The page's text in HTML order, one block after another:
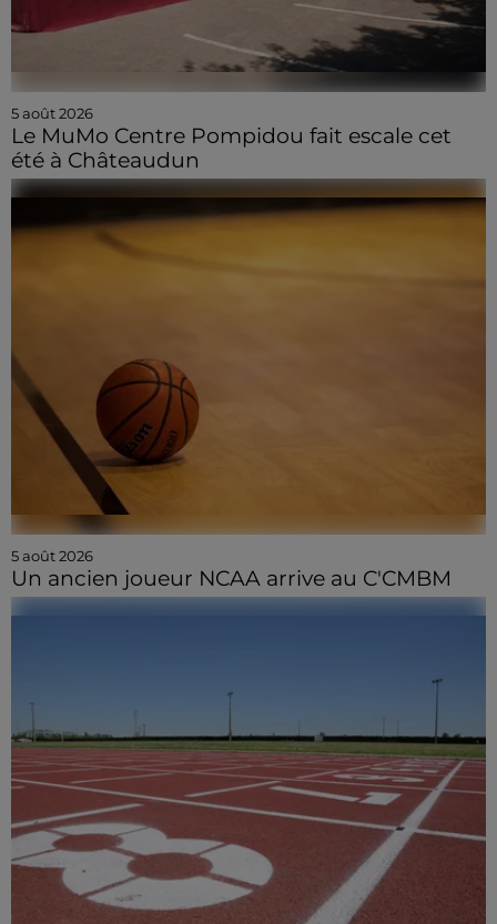
5 août 2026
Le MuMo Centre Pompidou fait escale cet
été à Châteaudun
5 août 2026
Un ancien joueur NCAA arrive au C'CMBM